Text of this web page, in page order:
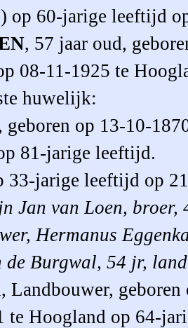
op 60-jarige leeftijd
, 57 jaar oud,
08-11-1925 te
huwelijk:
geboren op 13-10-
81-jarige leeftijd.
33-jarige leeftijd op
Jan van Loen, broer,
Hermanus
de Burgwal, 54 jr,
Landbouwer,
te Hoogland op 64-